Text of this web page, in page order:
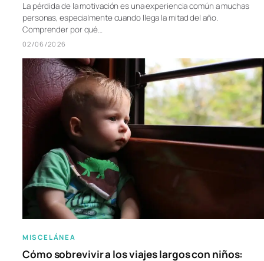
La pérdida de la motivación es una experiencia común a muchas
personas, especialmente cuando llega la mitad del año.
Comprender por qué…
02/06/2026
MISCELÁNEA
Cómo sobrevivir a los viajes largos con niños: